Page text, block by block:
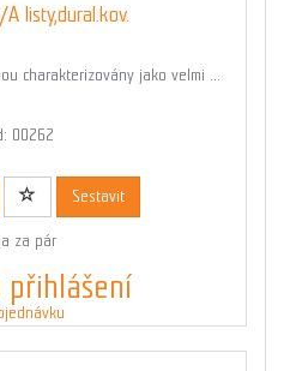
listy,dural.kov.
charakterizovány jako velmi ...
00262
Sestavit
za pár
přihlášení